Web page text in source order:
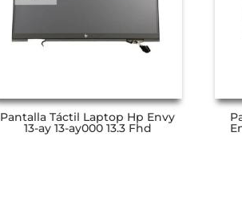
Pantalla Táctil Laptop Hp Envy
13-ay 13-ay000 13.3 Fhd